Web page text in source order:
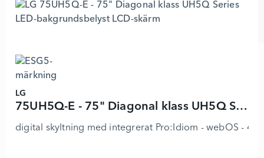
LG
75UH5Q-E - 75" Diagonal klass UH5Q Series LED-bakgrundsbelyst LCD-skärm
digital skyltning med integrerat Pro:Idiom - webOS - 4K